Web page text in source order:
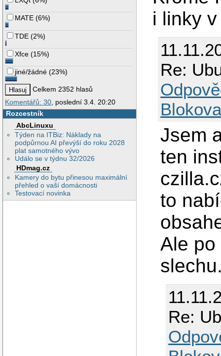
MATE (6%)
TDE (2%)
Xfce (15%)
jiné/žádné (23%)
Celkem 2352 hlasů
Komentářů: 30 , poslední 3.4. 20:20
Rozcestník
AbcLinuxu
Týden na ITBiz: Náklady na
podpůrnou AI převýší do roku 2028
plat samotného vývo
Událo se v týdnu 32/2026
HDmag.cz
Kamery do bytu přinesou maximální
přehled o vaší domácnosti
Testovací novinka
i linky
Re:
Jsem
ten
to
Ale
Re: